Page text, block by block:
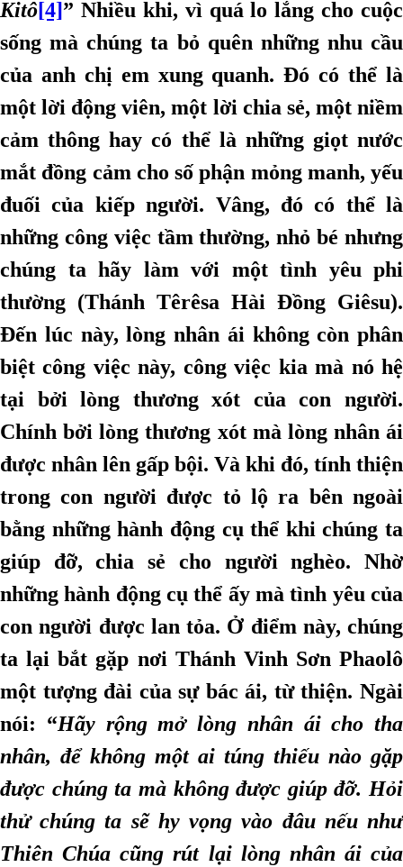
Kitô[4]” Nhiều khi, vì quá lo lắng cho cuộc
sống mà chúng ta bỏ quên những nhu cầu
của anh chị em xung quanh. Đó có thể là
một lời động viên, một lời chia sẻ, một niềm
cảm thông hay có thể là những giọt nước
mắt đồng cảm cho số phận mỏng manh, yếu
đuối của kiếp người. Vâng, đó có thể là
những công việc tầm thường, nhỏ bé nhưng
chúng ta hãy làm với một tình yêu phi
thường (Thánh Têrêsa Hài Đồng Giêsu).
Đến lúc này, lòng nhân ái không còn phân
biệt công việc này, công việc kia mà nó hệ
tại bởi lòng thương xót của con người.
Chính bởi lòng thương xót mà lòng nhân ái
được nhân lên gấp bội. Và khi đó, tính thiện
trong con người được tỏ lộ ra bên ngoài
bằng những hành động cụ thể khi chúng ta
giúp đỡ, chia sẻ cho người nghèo. Nhờ
những hành động cụ thể ấy mà tình yêu của
con người được lan tỏa. Ở điểm này, chúng
ta lại bắt gặp nơi Thánh Vinh Sơn Phaolô
một tượng đài của sự bác ái, từ thiện. Ngài
nói: “Hãy rộng mở lòng nhân ái cho tha
nhân, để không một ai túng thiếu nào gặp
được chúng ta mà không được giúp đỡ. Hỏi
thử chúng ta sẽ hy vọng vào đâu nếu như
Thiên Chúa cũng rút lại lòng nhân ái của